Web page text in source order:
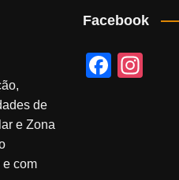
de
e Zona
e com
Facebook
F